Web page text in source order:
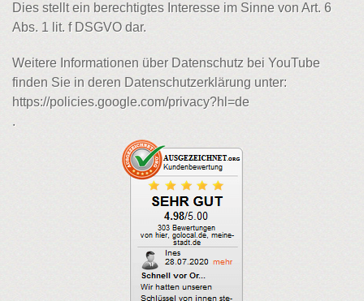
Dies stellt ein berechtigtes Interesse im Sinne von Art. 6
Abs. 1 lit. f DSGVO dar.
Weitere Informationen über Datenschutz bei YouTube
finden Sie in deren Datenschutzerklärung unter:
https://policies.google.com/privacy?hl=de
.